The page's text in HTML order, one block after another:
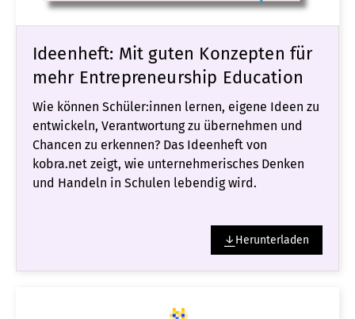
Ideenheft: Mit guten Konzepten für
mehr Entrepreneurship Education
Wie können Schüler:innen lernen, eigene Ideen zu
entwickeln, Verantwortung zu übernehmen und
Chancen zu erkennen? Das Ideenheft von
kobra.net zeigt, wie unternehmerisches Denken
und Handeln in Schulen lebendig wird.
Herunterladen